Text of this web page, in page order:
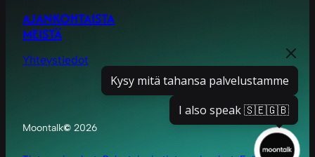
AJANKOHTAISTA
MEISTÄ
Yhteystiedot
Moontalk© 2026
Kysy mitä tahansa palvelustamme
I also speak 🇸🇪🇬🇧